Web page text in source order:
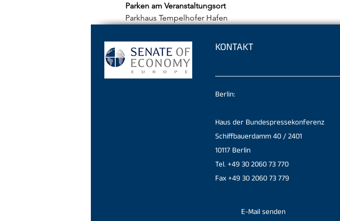
Parken am Veranstaltungsort
Parkhaus Tempelhofer Hafen
KONTAKT
Berlin:
Haus der Bundespressekonferenz
Schiffbauerdamm 40 / 2401
10117 Berlin
Tel.+49 30 2060 73 770
Fax +49 30 2060 73 779
E-Mail senden